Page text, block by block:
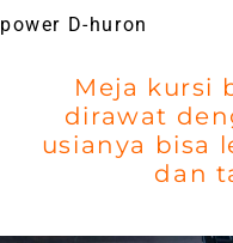
power D-huron
Meja kursi
dirawat
usianya bisa
dan